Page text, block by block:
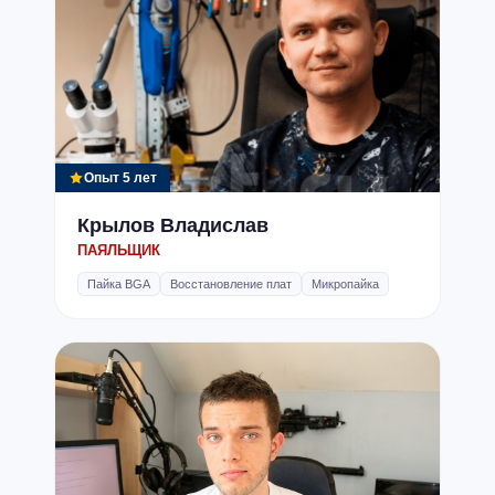
Рекомендуем прочитать статью в нашем блоге:
“Как продлить
жизнь батареи ноутбука”
Залитие жидкостями
Опыт 5 лет
Крылов Владислав
ПАЯЛЬЩИК
Пайка BGA Восстановление плат Микропайка